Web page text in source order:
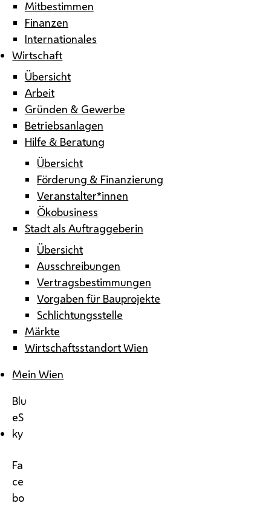
Mitbestimmen
Finanzen
Internationales
Wirtschaft
Übersicht
Arbeit
Gründen & Gewerbe
Betriebsanlagen
Hilfe & Beratung
Übersicht
Förderung & Finanzierung
Veranstalter*innen
Ökobusiness
Stadt als Auftraggeberin
Übersicht
Ausschreibungen
Vertragsbestimmungen
Vorgaben für Bauprojekte
Schlichtungsstelle
Märkte
Wirtschaftsstandort Wien
Mein Wien
Blu
eS
ky
Fa
ce
bo